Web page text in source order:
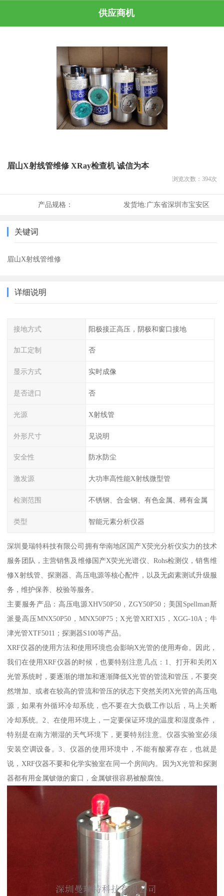
供应商机
眉山X射线管维修 XRay检查机 诚信为本
浏览次数： 394次
产品规格： 发货地:广东省深圳市宝安区
关键词
眉山X射线管维修
详细说明
接地方式 阳极接正高压，阴极和窗口接地
加工定制 否
显示方式 实时成像
是否进口 否
光源 X射线管
外形尺寸 见说明
安全性 防水防尘
激发源 大功率高性能X射线微型管
检测范围 不锈钢、合金钢、有色金属、稀有金属
类型 智能元素分析仪器
深圳曼瑞特科技有限公司拥有华南地区国产X荧光分析仪实力的技术
服务团队，主营销售及维修国产X荧光光谱仪、Rohs检测仪，销售维
修X射线管、探测器、高压电源等核心配件，以及无卤素测试升级服
务，维护保养、校验等服务。
主要服务产品：高压电源XHV50P50，ZGY50P50；美国Spellman斯
派曼高压MNX50P50，MNX50P75；X光管XRTXI5，XGG-10A；牛
津光管XTF5011；探测器S100等产品。
XRF仪器的使用方法和使用环境也会影响X光管的使用寿命。因此，
我们在使用XRF仪器的时候，也要特别注意几点：1、打开和关闭X
光管系统时，要逐渐的增加和逐渐降低X光管的管流和管压，不要突
然增加、或者在较高的管流和管压的状态下突然关闭X光管的高压电
源，如果有外循环冷却系统，也不要在大负载工作以后，马上关断
冷却系统。2、在使用环境上，一定要保证环境的温度和湿度条件，
特别是在南方潮湿的天气环境下，更要特别注意。仪器实验室必须
安装空调设备。3、仪器的使用环境中，不能有酸雾存在，也就是
说，XRF仪器不要和化学实验室在同一个房间内。因为X光管和探测
器都有用金属铍做的窗口，金属铍很容易被酸腐蚀。